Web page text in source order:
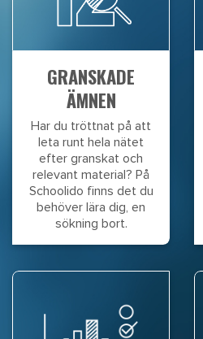
GRANSKADE
ÄMNEN
Har du tröttnat på att
leta runt hela nätet
efter granskat och
relevant material? På
Schoolido finns det du
behöver lära dig, en
sökning bort.